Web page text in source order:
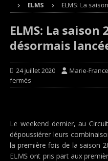
ELMS
ELMS: La
ELMS: La saison
désormais
24 juillet 2020 Marie-
fermés
Le weekend dernier, au
dépoussiérer leurs
la première fois de la saison
ELMS ont pris part aux